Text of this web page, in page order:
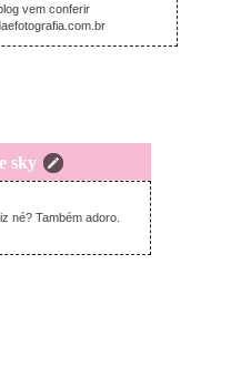
vem conferir
sky
sexta-feira, julho 24, 2020
né? Também adoro.